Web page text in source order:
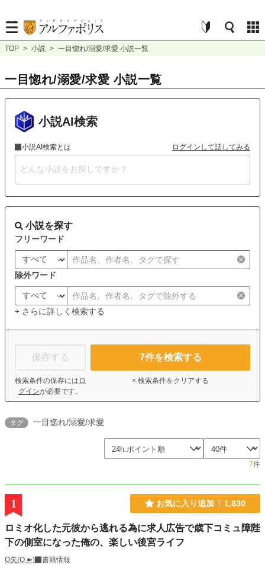
TOP > 小説 > 一目惚れ/溺愛/求愛 小説一覧
一目惚れ/溺愛/求愛 小説一覧
小説AI検索
小説AI検索とは ログインして話してみる
小説を探す
フリーワード
除外ワード
+ さらに詳しく検索する
保存する
検索条件の保存には ロ
グインが必要です。
7件を検索する
× 検索条件をクリアする
タグ 一目惚れ/溺愛/求愛
7件
1 お気に入り追加 1,830
ロミオ化した元彼から逃れる為に求人広告で歳下コミュ障陛
下の側室になった俺の、楽しい後宮ライフ
Q矢(Q.➽)
書籍情報